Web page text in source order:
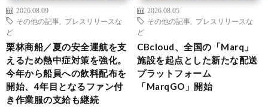
2026.08.09
その他の記事
プレスリリースな
ど
栗林商船／夏の安全運航を支
えるため熱中症対策を強化。
今年から船員への飲料配布を
開始、4年目となるファン付
き作業服の支給も継続
2026.08.05
その他の記事
プレスリリースな
ど
CBcloud、全国の「Marq」
施設を起点とした新たな配送
プラットフォーム
「MarqGO」開始